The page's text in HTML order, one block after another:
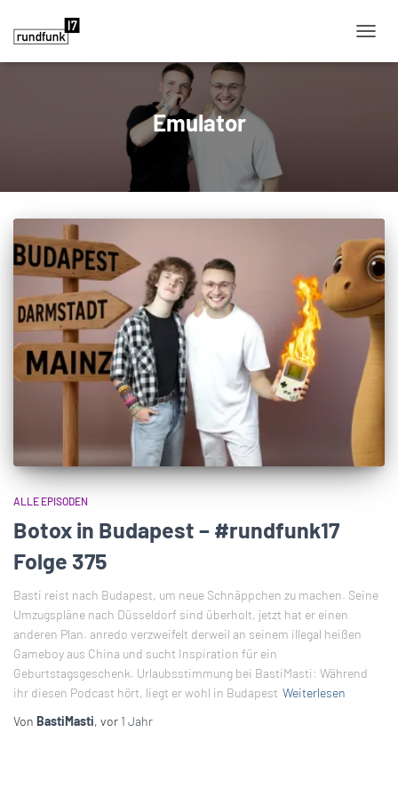
Emulator
ALLE EPISODEN
Botox in Budapest – #rundfunk17
Folge 375
Basti reist nach Budapest, um neue Schnäppchen zu machen. Seine
Umzugspläne nach Düsseldorf sind überholt, jetzt hat er einen
anderen Plan. anredo verzweifelt derweil an seinem illegal heißen
Gameboy aus China und sucht Inspiration für ein
Geburtstagsgeschenk. Urlaubsstimmung bei BastiMasti: Während
ihr diesen Podcast hört, liegt er wohl in Budapest Weiterlesen
Von BastiMasti, vor 1 Jahr